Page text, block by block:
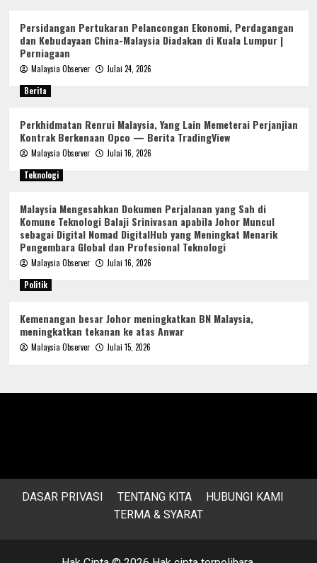
Persidangan Pertukaran Pelancongan Ekonomi, Perdagangan
dan Kebudayaan China-Malaysia Diadakan di Kuala Lumpur |
Perniagaan
Malaysia Observer
Julai 24, 2026
Berita
Perkhidmatan Renrui Malaysia, Yang Lain Memeterai Perjanjian
Kontrak Berkenaan Opco — Berita TradingView
Malaysia Observer
Julai 16, 2026
Teknologi
Malaysia Mengesahkan Dokumen Perjalanan yang Sah di
Komune Teknologi Balaji Srinivasan apabila Johor Muncul
sebagai Digital Nomad DigitalHub yang Meningkat Menarik
Pengembara Global dan Profesional Teknologi
Malaysia Observer
Julai 16, 2026
Politik
Kemenangan besar Johor meningkatkan BN Malaysia,
meningkatkan tekanan ke atas Anwar
Malaysia Observer Julai 15, 2026
DASAR PRIVASI TENTANG KITA
HUBUNGI KAMI
TERMA & SYARAT